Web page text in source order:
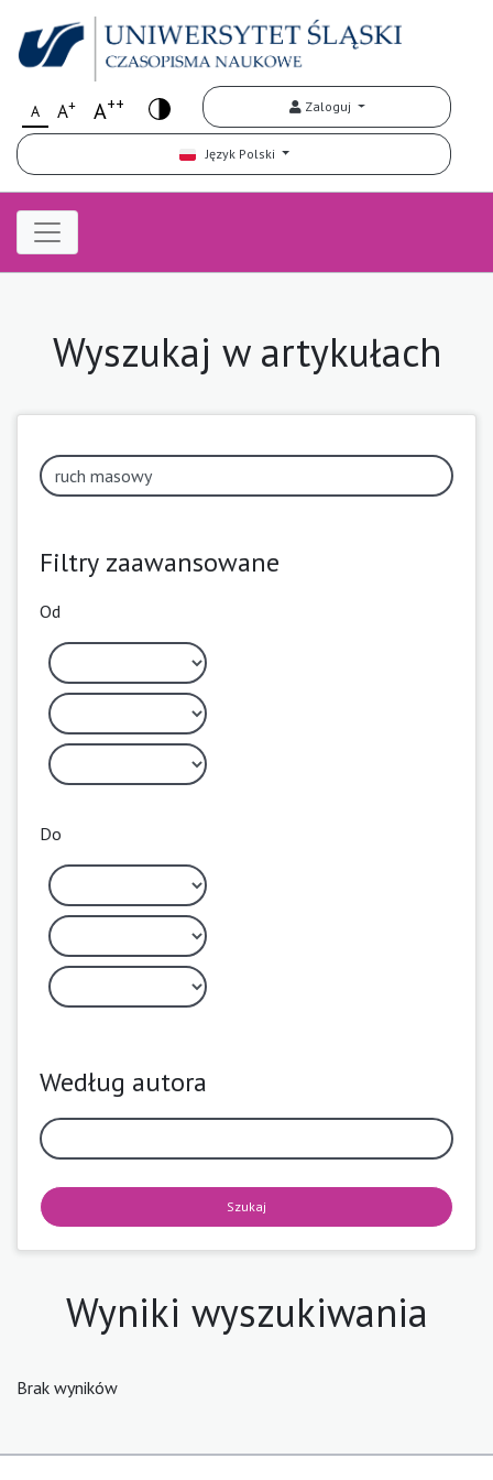
A A+ A++ Zaloguj
Język Polski
Wyszukaj w artykułach
Filtry zaawansowane
Od
Do
Według autora
Szukaj
Wyniki wyszukiwania
Brak wyników